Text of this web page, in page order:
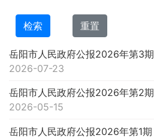
检索 重置
岳阳市人民政府公报2026年第3期
2026-07-23
岳阳市人民政府公报2026年第2期
2026-05-15
岳阳市人民政府公报2026年第1期